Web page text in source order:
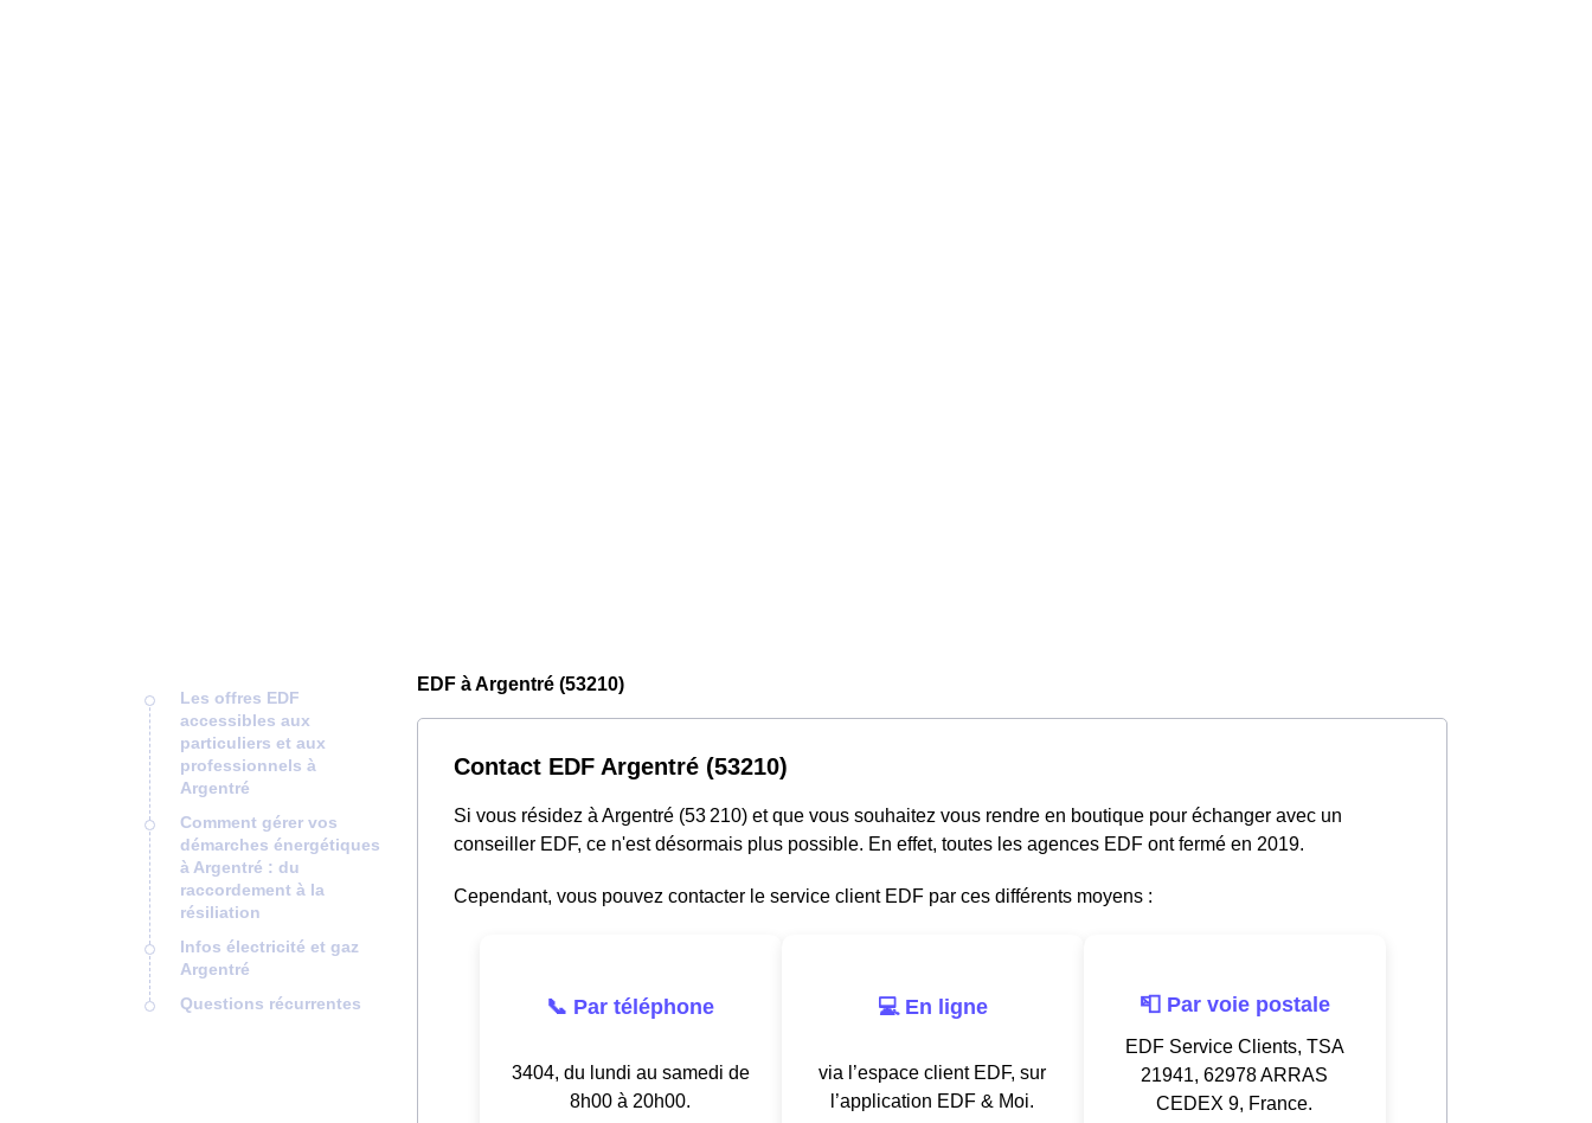
Les offres EDF
accessibles aux
particuliers et aux
professionnels à
Argentré
Comment gérer vos
démarches énergétiques
à Argentré : du
raccordement à la
résiliation
Infos électricité et gaz
Argentré
Questions récurrentes
EDF à Argentré (53210)
Contact EDF Argentré (53210)
Si vous résidez à Argentré (53 210) et que vous souhaitez vous rendre en boutique pour échanger avec un
conseiller EDF, ce n'est désormais plus possible. En effet, toutes les agences EDF ont fermé en 2019.
Cependant, vous pouvez contacter le service client EDF par ces différents moyens :
📞 Par téléphone
3404, du lundi au samedi de
8h00 à 20h00.
💻 En ligne
via l’espace client EDF, sur
l’application EDF & Moi.
📮 Par voie postale
EDF Service Clients, TSA
21941, 62978 ARRAS
CEDEX 9, France.